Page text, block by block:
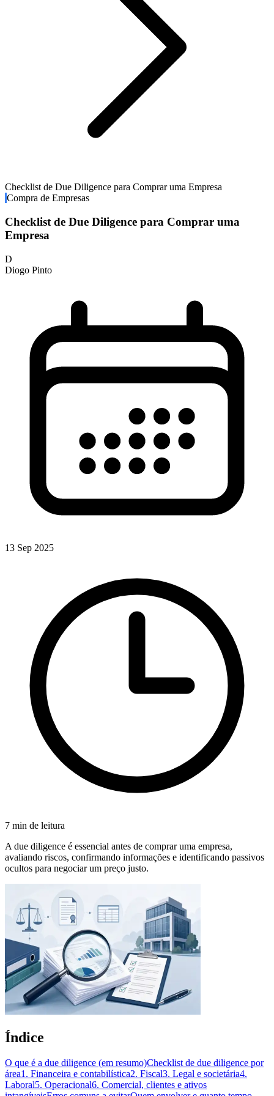
Checklist de Due Diligence para Comprar uma Empresa
Compra de Empresas
Checklist de Due Diligence para Comprar uma
Empresa
D
Diogo Pinto
13 Sep 2025
7 min de leitura
A due diligence é essencial antes de comprar uma empresa,
avaliando riscos, confirmando informações e identificando passivos
ocultos para negociar um preço justo.
Índice
O que é a due diligence (em resumo)Checklist de due diligence por
área1. Financeira e contabilística2. Fiscal3. Legal e societária4.
Laboral5. Operacional6. Comercial, clientes e ativos